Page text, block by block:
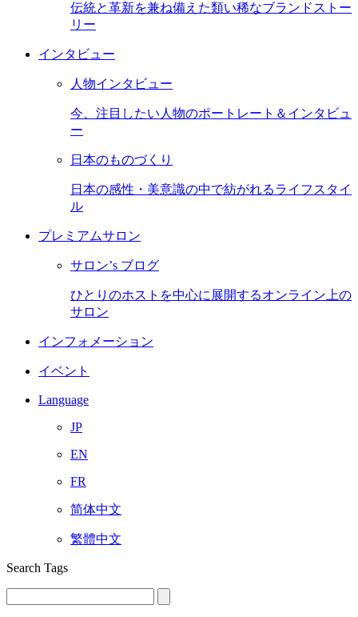
伝統と革新を兼ね備えた類い稀なブランドストー
リー
インタビュー
人物インタビュー
今、注目したい人物のポートレート＆インタビュ
ー
日本のものづくり
日本の感性・美意識の中で紡がれるライフスタイ
ル
プレミアムサロン
サロン’s ブログ
ひとりのホストを中心に展開するオンライン上の
サロン
インフォメーション
イベント
Language
JP
EN
FR
简体中文
繁體中文
Search Tags